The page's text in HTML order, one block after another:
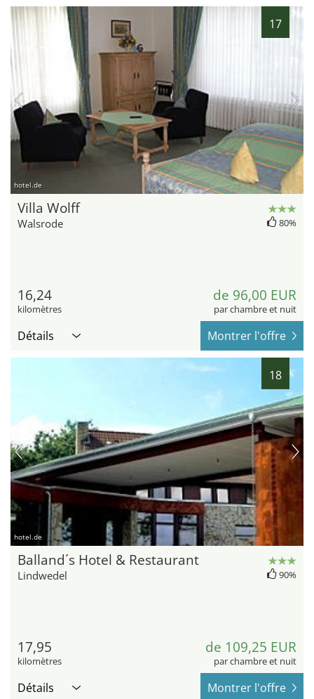
17
hotel.de
Villa Wolff
Walsrode 80%
16,24
kilomètres
de 96,00 EUR
par chambre et nuit
Détails Montrer l'offre
18
hotel.de
Balland´s Hotel & Restaurant
Lindwedel 90%
17,95
kilomètres
de 109,25 EUR
par chambre et nuit
Détails Montrer l'offre